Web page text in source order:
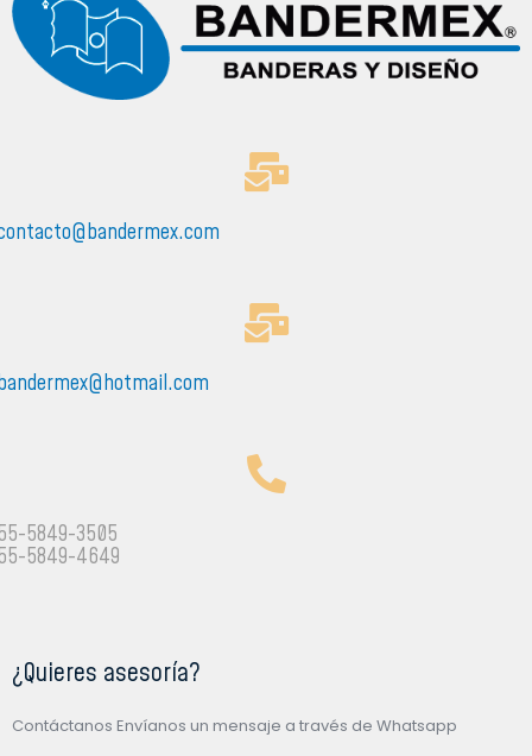
5849-3505
5849-4649
¿Quieres asesoría?
Contáctanos Envíanos un mensaje a través de Whatsapp